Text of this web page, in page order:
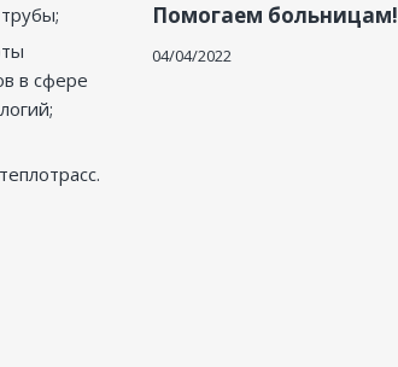
в сфере
Помогаем больницам!
04/04/2022